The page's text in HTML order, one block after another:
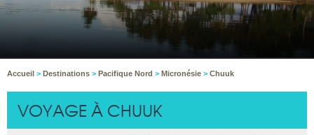
Accueil > Destinations > Pacifique Nord > Micronésie > Chuuk
VOYAGE À CHUUK